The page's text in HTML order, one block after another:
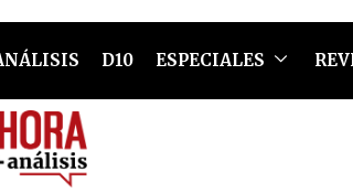
D10 ESPECIALES